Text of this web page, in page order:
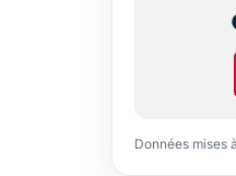
Données mises